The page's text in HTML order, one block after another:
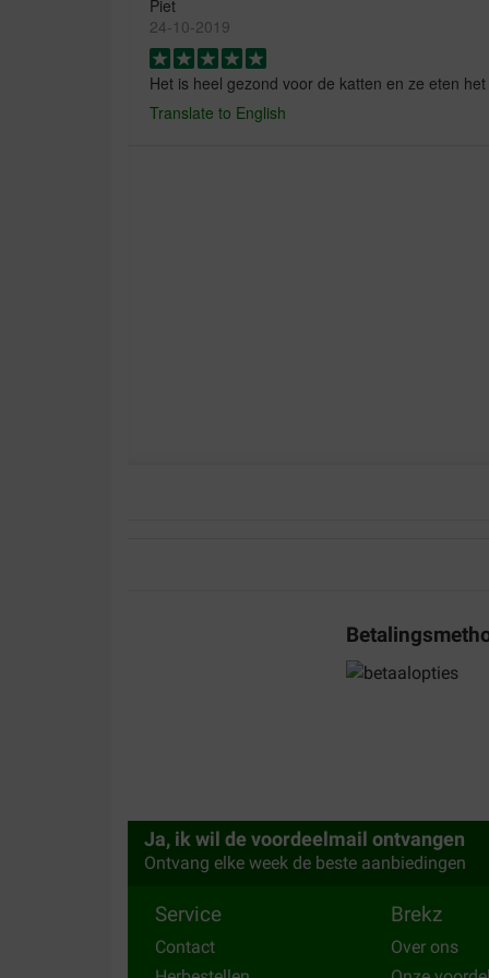
Piet
24-10-2019
Het is heel gezond voor de katten en ze eten het
Translate to English
Ja, ik wil de voordeelmail ontvangen
Ontvang elke week de beste aanbiedingen
Service
Contact
Brekz
Over ons